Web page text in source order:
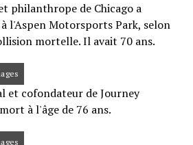
philanthrope de Chicago a
l'Aspen Motorsports Park, selon
mortelle. Il avait 70 ans.
et cofondateur de Journey
à l'âge de 76 ans.